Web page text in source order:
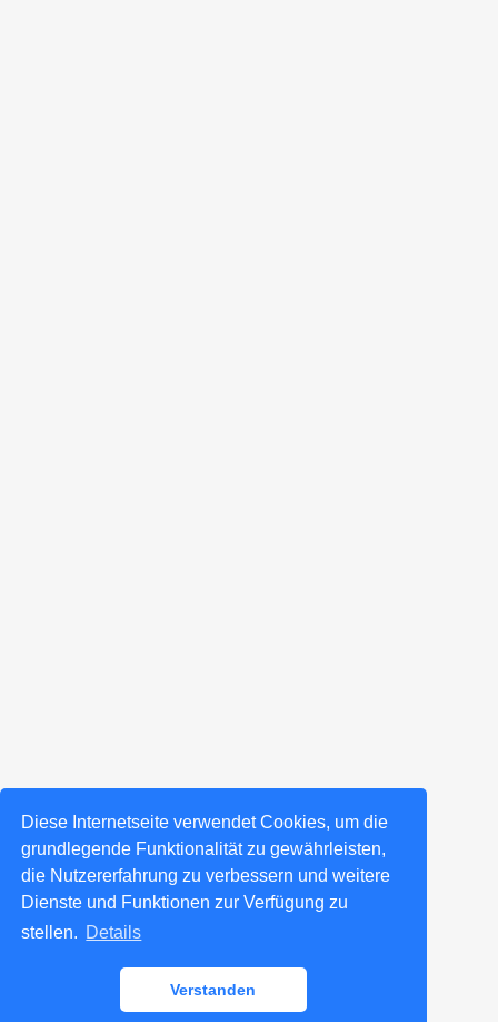
Diese Internetseite verwendet Cookies, um die
grundlegende Funktionalität zu gewährleisten,
die Nutzererfahrung zu verbessern und weitere
Dienste und Funktionen zur Verfügung zu
stellen. Details
Verstanden